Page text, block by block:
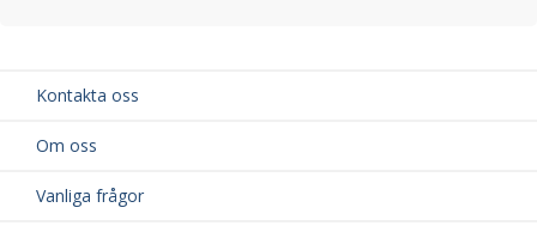
Kontakta oss
Om oss
Vanliga frågor